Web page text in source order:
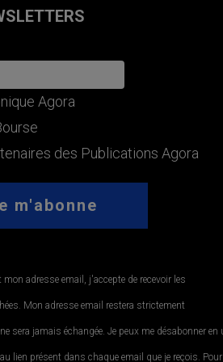
Agora
des Publications Agora
adresse email, j'accepte de recevoir les
Mon adresse email restera strictement
sera jamais échangée. Je peux me désabonner en
lien présent dans chaque email que je reçois. Pour